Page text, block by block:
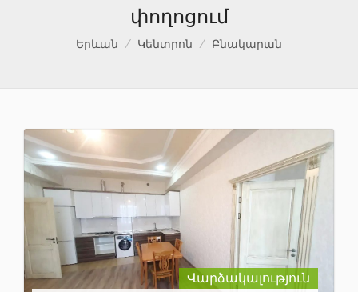
փողոցում
Երևան Կենտրոն Բնակարան
Վարձակալություն